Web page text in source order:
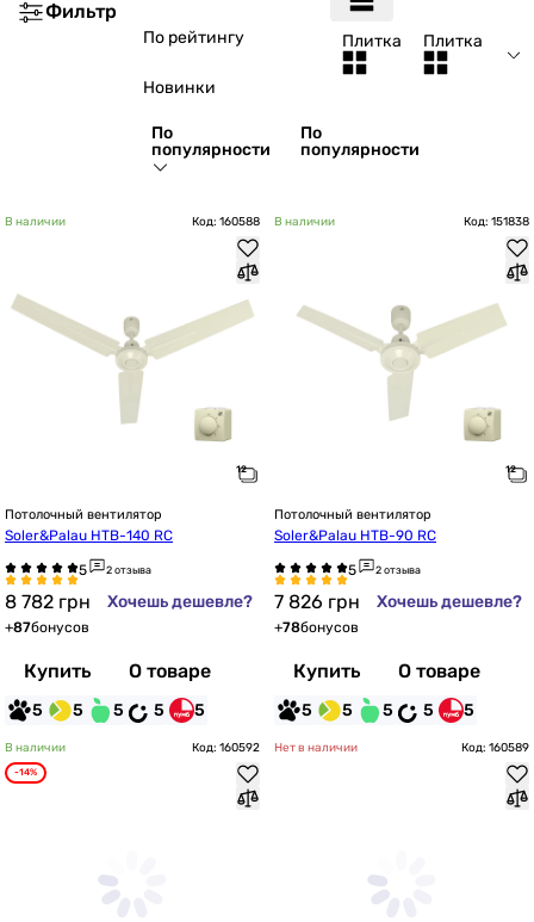
Фильтр
По рейтингу
Новинки
По
популярности
По
популярности
Плитка Плитка
В наличии Код: 160588
Потолочный вентилятор
Soler&Palau HTB-140 RC
2 отзыва
8 782 грн Хочешь дешевле?
+87бонусов
Купить О товаре
5 5 5 5 5
В наличии Код: 151838
Потолочный вентилятор
Soler&Palau HTB-90 RC
2 отзыва
7 826 грн Хочешь дешевле?
+78бонусов
Купить О товаре
5 5 5 5 5
В наличии Код: 160592
-14%
Нет в наличии Код: 160589